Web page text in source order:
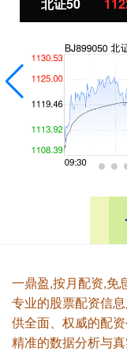
一鼎盈,按月配资,免
专业的股票配资信
供全面、权威的配
精准的数据分析与